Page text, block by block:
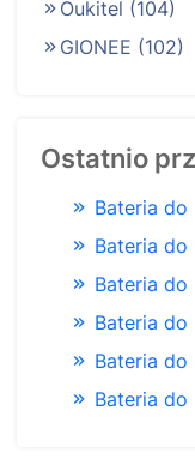
Oukitel (104)
GIONEE (102)
Ostatnio
Bateria
Bateria do
Bateria do
Bateria do
Bateria do
Bateria do